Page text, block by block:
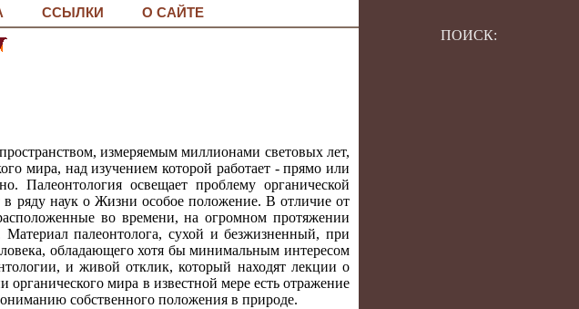
ССЫЛКИ О САЙТЕ
измеряемым миллионами световых лет,
мира, над изучением которой работает - прямо или
Палеонтология освещает проблему органической
ряду наук о Жизни особое положение. В отличие от
во времени, на огромном протяжении
палеонтолога, сухой и безжизненный, при
обладающего хотя бы минимальным интересом
и живой отклик, который находят лекции о
мира в известной мере есть отражение
собственного положения в природе.
ПОИСК: